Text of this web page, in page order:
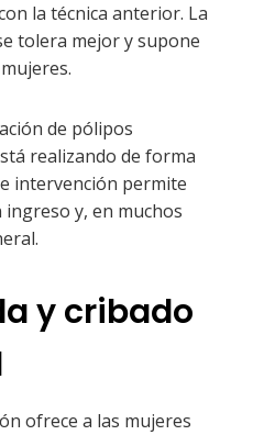
la técnica anterior. La
tolera mejor y supone
de pólipos
realizando de forma
intervención permite
y, en muchos
y cribado
ofrece a las mujeres